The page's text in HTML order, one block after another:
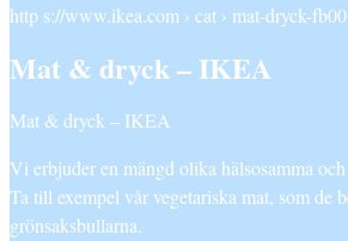
http s://www.ikea.com › cat › mat-dryck-
Mat & dryck – IKEA
Mat & dryck – IKEA
Vi erbjuder en mängd olika hälsosamma
Ta till exempel vår vegetariska mat, som de
grönsaksbullarna.